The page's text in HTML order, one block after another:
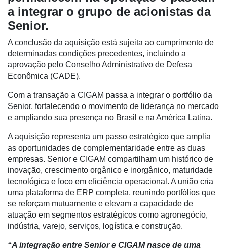
Cadastre-
se
Minha
conta
Notícias
Destaque
Mercado
a integrar o grupo de acionistas da
Senior.
A conclusão da aquisição está sujeita ao cumprimento de
determinadas condições precedentes, incluindo a
aprovação pelo Conselho Administrativo de Defesa
Econômica (CADE).
Com a transação a CIGAM passa a integrar o portfólio da
Senior, fortalecendo o movimento de liderança no mercado
e ampliando sua presença no Brasil e na América Latina.
A aquisição representa um passo estratégico que amplia
as oportunidades de complementaridade entre as duas
empresas. Senior e CIGAM compartilham um histórico de
inovação, crescimento orgânico e inorgânico, maturidade
tecnológica e foco em eficiência operacional. A união cria
uma plataforma de ERP completa, reunindo portfólios que
se reforçam mutuamente e elevam a capacidade de
atuação em segmentos estratégicos como agronegócio,
indústria, varejo, serviços, logística e construção.
“A integração entre Senior e CIGAM nasce de uma